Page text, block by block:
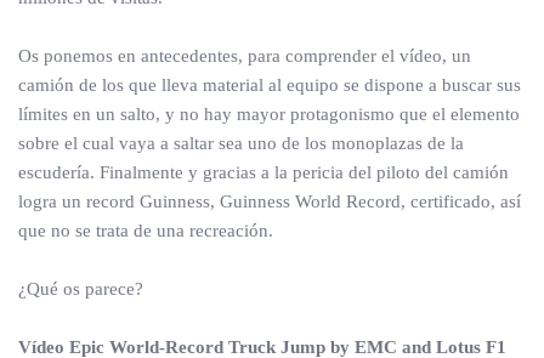
Os ponemos en antecedentes, para comprender el vídeo, un
camión de los que lleva material al equipo se dispone a buscar sus
límites en un salto, y no hay mayor protagonismo que el elemento
sobre el cual vaya a saltar sea uno de los monoplazas de la
escudería. Finalmente y gracias a la pericia del piloto del camión
logra un record Guinness, Guinness World Record, certificado, así
que no se trata de una recreación.
¿Qué os parece?
Vídeo Epic World-Record Truck Jump by EMC and Lotus F1